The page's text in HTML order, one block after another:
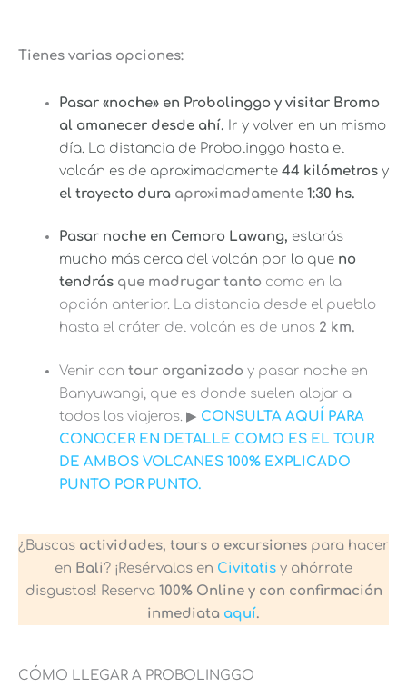
T ienes varias opciones:
Pasar «noche» en Probolinggo y visitar Bromo
al amanecer desde ahí. Ir y volver en un mismo
día. La distancia de Probolinggo hasta el
volcán es de aproximadamente 44 kilómetros y
el trayecto dura aproximadamente 1:30 hs.
Pasar noche en Cemoro Lawang, estarás
mucho más cerca del volcán por lo que no
tendrás que madrugar tanto como en la
opción anterior. La distancia desde el pueblo
hasta el cráter del volcán es de unos 2 km.
Venir con tour organizado y pasar noche en
Banyuwangi, que es donde suelen alojar a
todos los viajeros. ▶︎ CONSULTA AQUÍ PARA
CONOCER EN DETALLE COMO ES EL TOUR
DE AMBOS VOLCANES 100% EXPLICADO
PUNTO POR PUNTO.
¿Buscas actividades, tours o excursiones para hacer
en Bali? ¡Resérvalas en Civitatis y ahórrate
disgustos! Reserva 100% Online y con confirmación
inmediata aquí.
CÓMO LLEGAR A PROBOLINGGO